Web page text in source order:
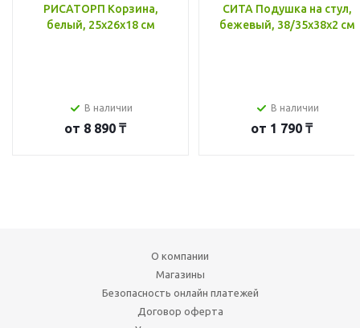
РИСАТОРП Корзина,
белый, 25x26x18 см
В наличии
от 8 890 ₸
СИТА Подушка на стул,
бежевый, 38/35x38x2 см
В наличии
от 1 790 ₸
О компании
Магазины
Безопасность онлайн платежей
Договор оферта